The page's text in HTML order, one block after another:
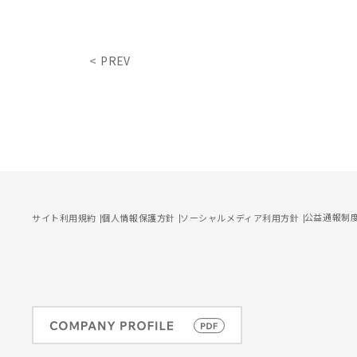
PREV
サイト利用規約 個人情報保護方針 ソーシャルメディア利用方針 公益通報制